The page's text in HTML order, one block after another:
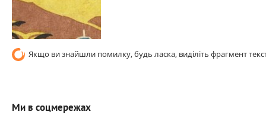
Якщо ви знайшли помилку, будь ласка, виділіть фрагмент
Ми в соцмережах